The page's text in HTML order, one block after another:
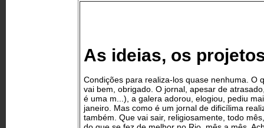
As ideias, os
Condições para realiza-los quase nenhuma. O
vai bem, obrigado. O jornal, apesar de
é uma m...), a galera adorou, elogiou, pediu
janeiro. Mas como é um jornal de dificílima
também. Que vai sair, religiosamente, todo